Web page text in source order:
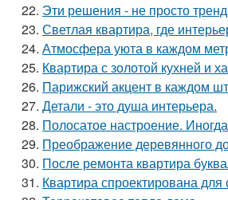
22. Эти решения - не просто
23. Светлая квартира, где
24. Атмосфера уюта в каждом
25. Квартира с золотой кухней и
26. Парижский акцент в каждом
27. Детали - это душа интерьера.
28. Полосатое настроение.
29. Преображение деревянного
30. После ремонта квартира
31. Квартира спроектирована